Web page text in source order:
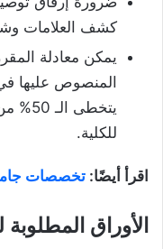
كشف العلامات
يمكن معادلة
المنصوص عليها
للكلية.
اقرأ أيضًا: تخصصات
الأوراق